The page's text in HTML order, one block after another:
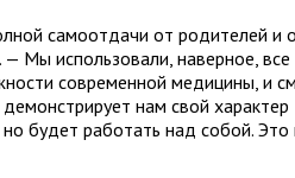
самоотдачи от родителей и
Мы использовали, наверное, все
современной медицины, и
нам свой характер
но будет работать над собой.